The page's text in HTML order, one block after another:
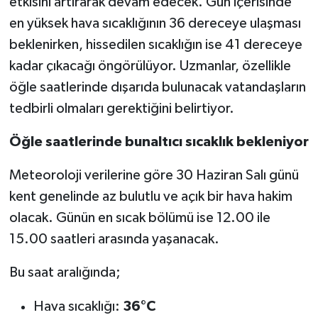
en yüksek hava sıcaklığının 36 dereceye ulaşması
beklenirken, hissedilen sıcaklığın ise 41 dereceye
kadar çıkacağı öngörülüyor. Uzmanlar, özellikle
öğle saatlerinde dışarıda bulunacak vatandaşların
tedbirli olmaları gerektiğini belirtiyor.
Öğle saatlerinde bunaltıcı sıcaklık bekleniyor
Meteoroloji verilerine göre 30 Haziran Salı günü
kent genelinde az bulutlu ve açık bir hava hakim
olacak. Günün en sıcak bölümü ise 12.00 ile
15.00 saatleri arasında yaşanacak.
Bu saat aralığında;
Hava sıcaklığı: 36°C